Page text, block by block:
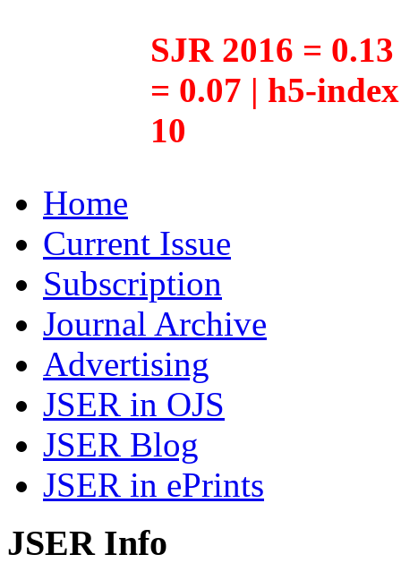
SJR 2016 =
= 0.07 | h5-
10
Home
Current Issue
Subscription
Journal Archive
Advertising
JSER in OJS
JSER Blog
JSER in ePrints
JSER Info